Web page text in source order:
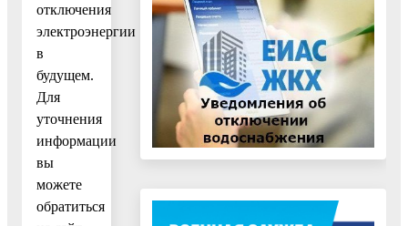
отключения
электроэнергии
в
будущем.
Для
уточнения
информации
вы
можете
обратиться